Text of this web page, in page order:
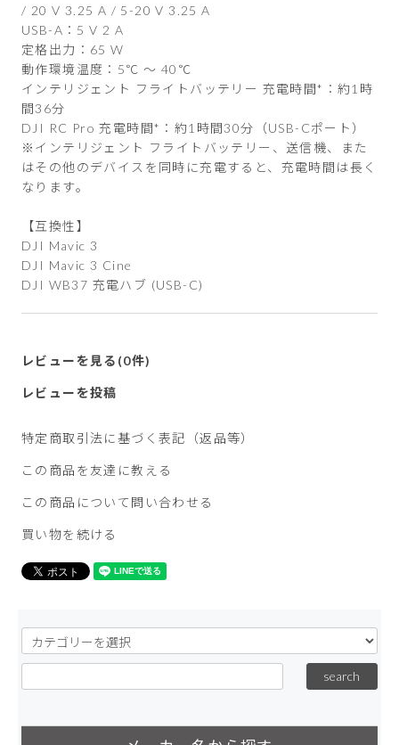
/ 20 V 3.25 A / 5-20 V 3.25 A
USB-A：5 V 2 A
定格出力：65 W
動作環境温度：5℃ ～ 40℃
インテリジェント フライトバッテリー 充電時間*：約1時
間36分
DJI RC Pro 充電時間*：約1時間30分（USB-Cポート）
※インテリジェント フライトバッテリー、送信機、また
はその他のデバイスを同時に充電すると、充電時間は長く
なります。
【互換性】
DJI Mavic 3
DJI Mavic 3 Cine
DJI WB37 充電ハブ (USB-C)
レビューを見る(0件)
レビューを投稿
特定商取引法に基づく表記（返品等）
この商品を友達に教える
この商品について問い合わせる
買い物を続ける